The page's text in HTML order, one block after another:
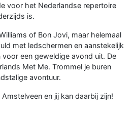
voor het Nederlandse repertoire
is.
of Bon Jovi, maar helemaal
met ledschermen en aanstekelijk
een geweldige avond uit. De
Met Me. Trommel je buren
avontuur.
en jij kan daarbij zijn!